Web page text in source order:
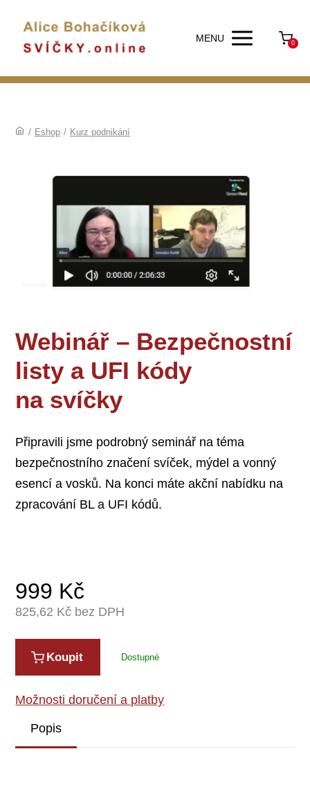
MENU 0
/ Eshop / Kurz podnikání
Webinář – Bezpečnostní
listy a UFI kódy
na svíčky
Připravili jsme podrobný seminář na téma
bezpečnostního značení svíček, mýdel a vonný
esencí a vosků. Na konci máte akční nabídku na
zpracování BL a UFI kódů.
999 Kč
825,62 Kč bez DPH
Koupit Dostupné
Možnosti doručení a platby
Popis